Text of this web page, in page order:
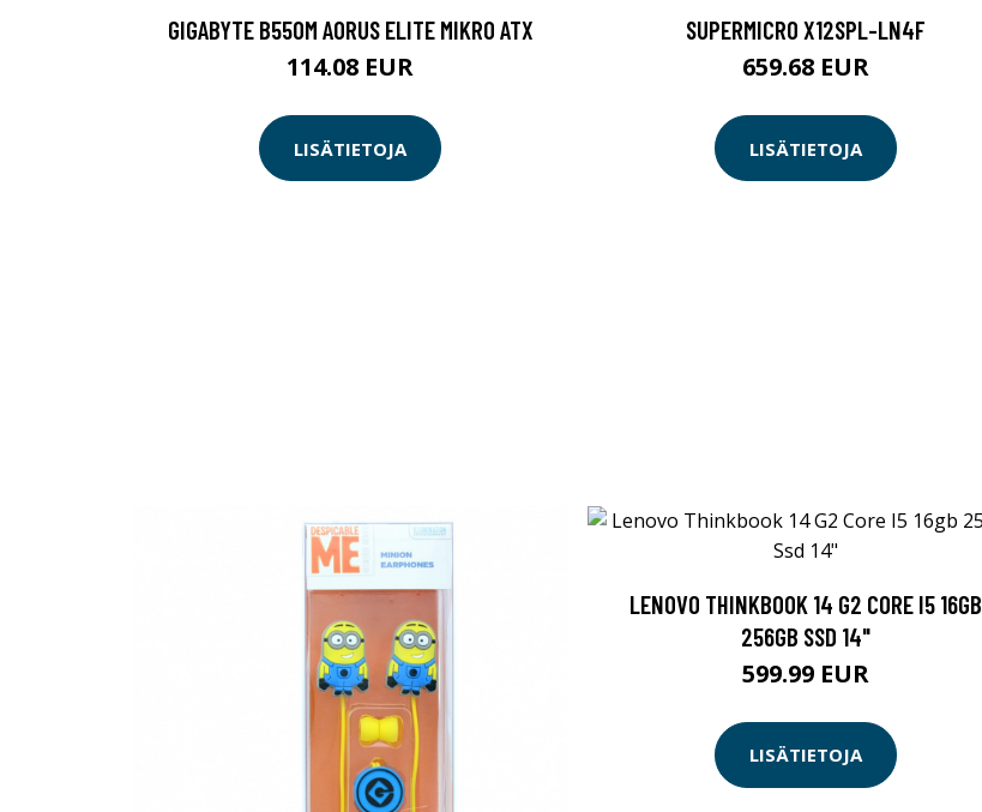
GIGABYTE B550M AORUS ELITE MIKRO ATX
114.08 EUR
LISÄTIETOJA
SUPERMICRO X12SPL-LN4F
659.68 EUR
LISÄTIETOJA
LENOVO THINKBOOK 14 G2 CORE I5 16GB
256GB SSD 14"
599.99 EUR
LISÄTIETOJA